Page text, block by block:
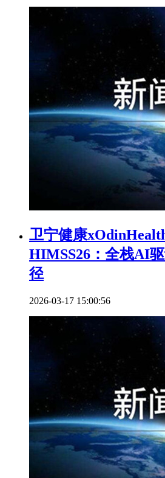
卫宁健康
HIMSS26：全栈AI
径
2026-03-17 15:00:56